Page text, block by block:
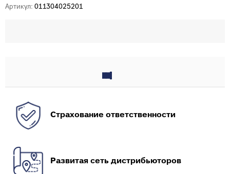
Артикул: 011304025201
Страхование ответственности
Развитая сеть дистрибьюторов